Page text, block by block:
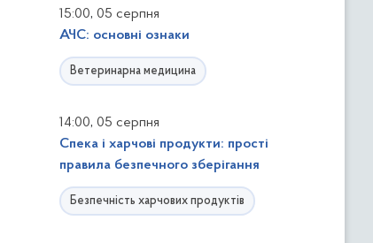
15:00, 05 серпня
АЧС: основні ознаки
Ветеринарна медицина
14:00, 05 серпня
Спека і харчові продукти: прості
правила безпечного зберігання
Безпечність харчових продуктів